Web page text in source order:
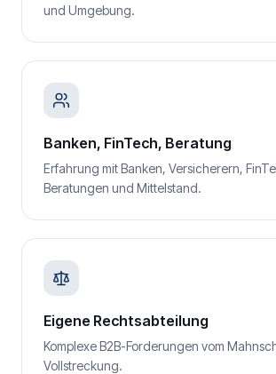
und Umgebung.
Banken, FinTech, Beratung
Erfahrung mit Banken, Versicherern,
Beratungen und Mittelstand.
Eigene Rechtsabteilung
Komplexe B2B-Forderungen vom
Vollstreckung.